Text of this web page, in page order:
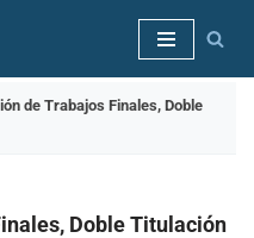
de Trabajos Finales, Doble
Doble Titulación